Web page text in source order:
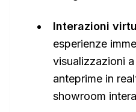
Interazioni
esperienze
visualizzazioni
anteprime in
showroom